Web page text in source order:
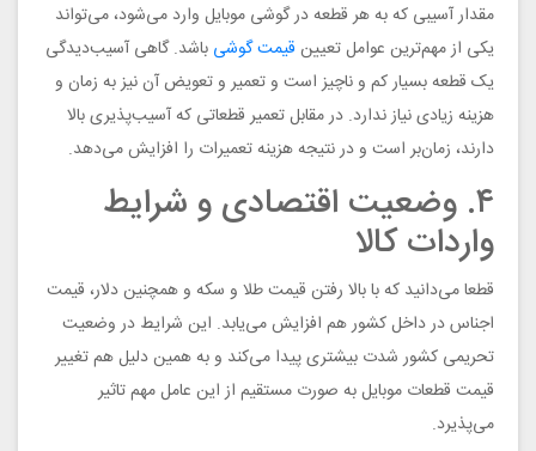
مقدار آسیبی که به هر قطعه در گوشی موبایل وارد می‌شود، می‌تواند
یکی از مهم‌ترین عوامل تعیین قیمت گوشی باشد. گاهی آسیب‌دیدگی
یک قطعه بسیار کم و ناچیز است و تعمیر و تعویض آن نیز به زمان و
هزینه زیادی نیاز ندارد. در مقابل تعمیر قطعاتی که آسیب‌پذیری بالا
دارند، زمان‌بر است و در نتیجه هزینه تعمیرات را افزایش می‌دهد.
۴. وضعیت اقتصادی و شرایط
واردات کالا
قطعا می‌دانید که با بالا رفتن قیمت طلا و سکه و همچنین دلار، قیمت
اجناس در داخل کشور هم افزایش می‌یابد. این شرایط در وضعیت
تحریمی کشور شدت بیشتری پیدا می‌کند و به همین دلیل هم تغییر
قیمت قطعات موبایل به صورت مستقیم از این عامل مهم تاثیر
می‌پذیرد.